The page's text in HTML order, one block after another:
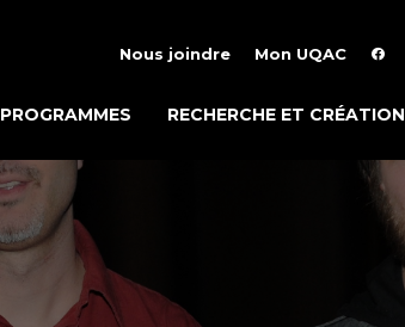
Nous joindre Mon UQAC
PROGRAMMES RECHERCHE ET CRÉATION